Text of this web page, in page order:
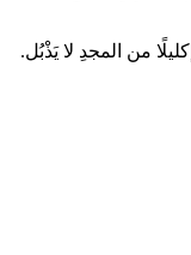
من المجدِ لا يَذْبُل.